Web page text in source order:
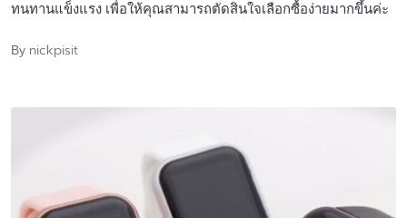
ทนทานแข็งแรง เพื่อให้คุณสามารถตัดสินใจเลือกซื้อง่ายมากขึ้นค่ะ
Posted
By nickpisit